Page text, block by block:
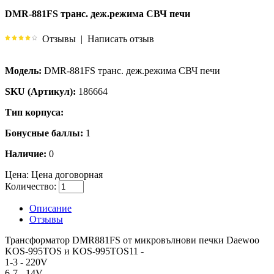
DMR-881FS транс. деж.режима СВЧ печи
Отзывы | Написать отзыв
Модель: DMR-881FS транс. деж.режима СВЧ печи
SKU (Артикул): 186664
Тип корпуса:
Бонусные баллы: 1
Наличие: 0
Цена: Цена договорная
Количество:
Описание
Отзывы
Трансформатор DMR881FS от микровълнови печки Daewoo
KOS-995TOS и KOS-995TOS11 -
1-3 - 220V